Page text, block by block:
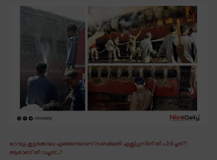
ഗോധ്ര കൂട്ടക്കൊല; എങ്ങനെയാണ് സബർമതി എക്സ്പ്രസിന് തീ പിടിച്ചത്?
ആരാണ് തീ വച്ചത്..?